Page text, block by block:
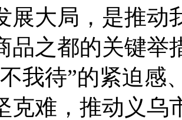
展大局，是推动
品之都的关键举
我待”的紧迫感
克难，推动义乌